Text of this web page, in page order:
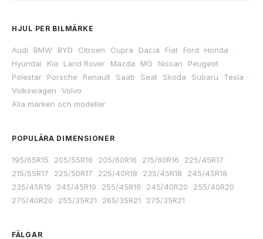
HJUL PER BILMÄRKE
Audi ·BMW ·BYD ·Citroen ·Cupra ·Dacia ·Fiat ·Ford ·Honda ·
Hyundai ·Kia ·Land Rover ·Mazda ·MG ·Nissan ·Peugeot ·
Polestar ·Porsche ·Renault ·Saab ·Seat ·Skoda ·Subaru ·Tesla ·
Volkswagen ·Volvo
Alla märken och modeller
POPULÄRA DIMENSIONER
195/65R15 ·205/55R16 ·205/60R16 ·215/60R16 ·225/45R17 ·
215/55R17 ·225/50R17 ·225/40R18 ·235/45R18 ·245/45R18 ·
235/45R19 ·245/45R19 ·255/45R19 ·245/40R20 ·255/40R20 ·
275/40R20 ·255/35R21 ·265/35R21 ·275/35R21
FÄLGAR